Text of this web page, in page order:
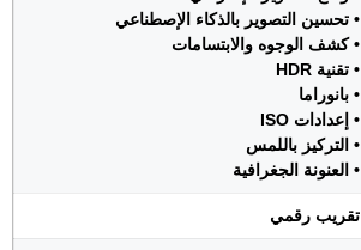
• تحسين التصوير بالذكاء الإصطناعي
• كشف الوجوه والابتسامات
• تقنية HDR
• بانوراما
• إعدادات ISO
• التركيز باللمس
• العنونة الجغرافية
تقريب رقمي